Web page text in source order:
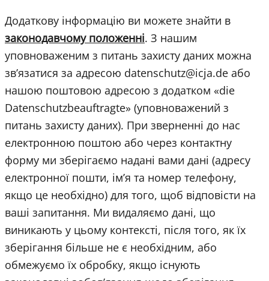
Додаткову інформацію ви можете знайти в
законодавчому положенні. З нашим
уповноваженим з питань захисту даних можна
зв’язатися за адресою datenschutz@icja.de або
нашою поштовою адресою з додатком «die
Datenschutzbeauftragte» (уповноважений з
питань захисту даних). При зверненні до нас
електронною поштою або через контактну
форму ми зберігаємо надані вами дані (адресу
електронної пошти, ім’я та номер телефону,
якщо це необхідно) для того, щоб відповісти на
ваші запитання. Ми видаляємо дані, що
виникають у цьому контексті, після того, як їх
зберігання більше не є необхідним, або
обмежуємо їх обробку, якщо існують